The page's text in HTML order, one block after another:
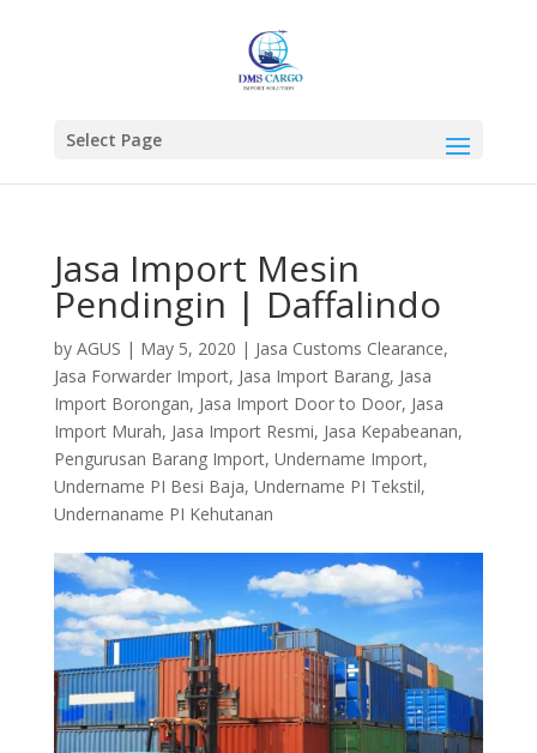
Select Page
Jasa Import Mesin
Pendingin | Daffalindo
by AGUS | May 5, 2020 | Jasa Customs Clearance,
Jasa Forwarder Import, Jasa Import Barang, Jasa
Import Borongan, Jasa Import Door to Door, Jasa
Import Murah, Jasa Import Resmi, Jasa Kepabeanan,
Pengurusan Barang Import, Undername Import,
Undername PI Besi Baja, Undername PI Tekstil,
Undernaname PI Kehutanan